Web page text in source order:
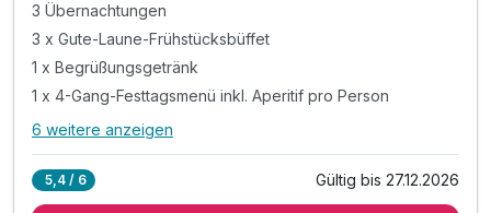
3 Übernachtungen
3 x Gute-Laune-Frühstücksbüffet
1 x Begrüßungsgetränk
1 x 4-Gang-Festtagsmenü inkl. Aperitif pro Person
Alle Inklusivleistungen
6 weitere anzeigen
5,4 / 6 Gültig bis 27.12.2026